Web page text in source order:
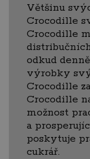
Většinu
Crocodille
Crocodille
odkud
výrobky
Crocodille
Crocodille
možnost
a
poskytuje
cukrář.